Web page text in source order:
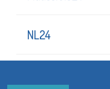
NL24